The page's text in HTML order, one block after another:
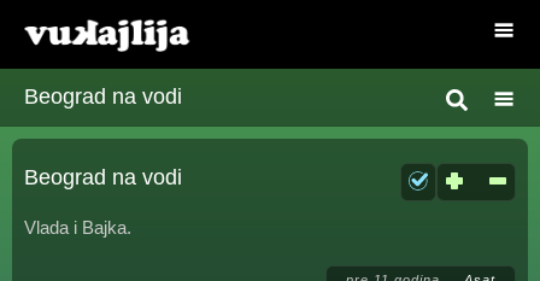
Beograd na vodi
Beograd na vodi
Vlada i Bajka.